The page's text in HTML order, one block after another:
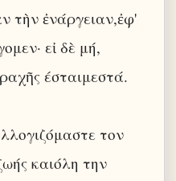
τὴν ἐνάργειαν,ἐφ'
εἰ δὲ μή,
έσταιμεστά.
τον
καιόλη την